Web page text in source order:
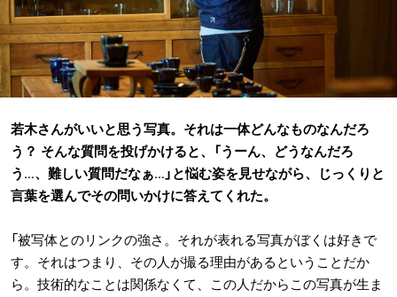
若木さんがいいと思う写真。それは一体どんなものなんだろ
う？ そんな質問を投げかけると、「うーん、どうなんだろ
う…、難しい質問だなぁ…」と悩む姿を見せながら、じっくりと
言葉を選んでその問いかけに答えてくれた。
「被写体とのリンクの強さ。それが表れる写真がぼくは好きで
す。それはつまり、その人が撮る理由があるということだか
ら。技術的なことは関係なくて、この人だからこの写真が生ま